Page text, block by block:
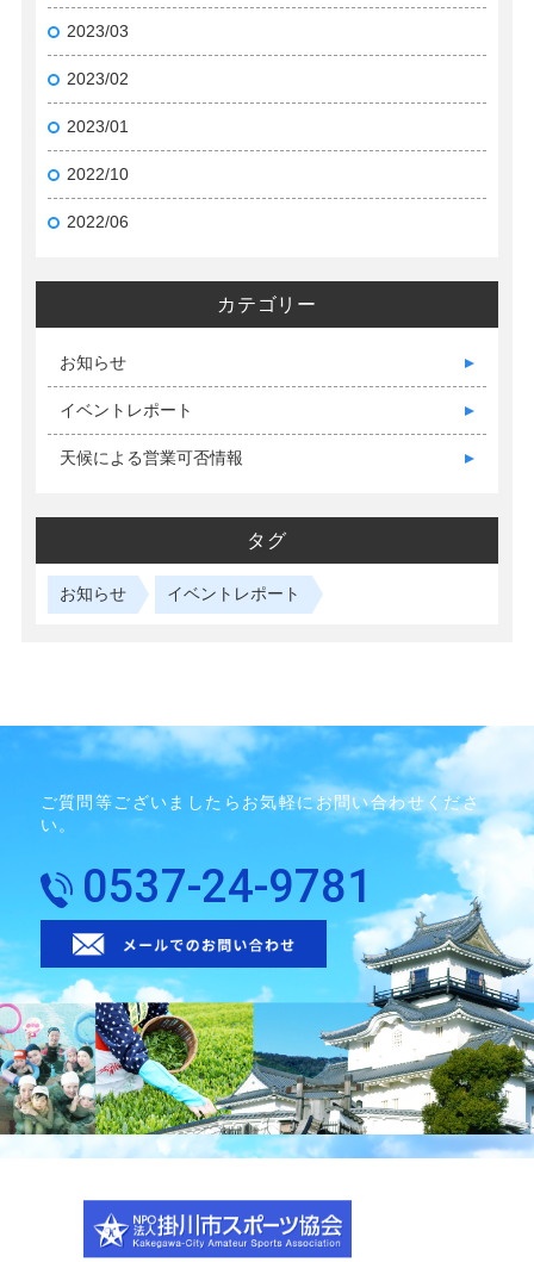
2023/03
2023/02
2023/01
2022/10
2022/06
カテゴリー
お知らせ
イベントレポート
天候による営業可否情報
タグ
お知らせ イベントレポート
ご質問等ございましたらお気軽にお問い合わせくださ
い。
0537-24-9781